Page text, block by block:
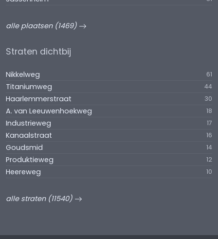
alle plaatsen (1469)
Straten dichtbij
Nikkelweg 61
Titaniumweg 44
Haarlemmerstraat 30
A. van Leeuwenhoekweg 18
Industrieweg 17
Kanaalstraat 16
Goudsmid 14
Produktieweg 12
Heereweg 10
alle straten (11540)